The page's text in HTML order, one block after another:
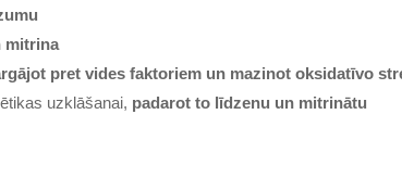
mitrina
pret vides faktoriem un mazinot oksidatīvo
uzklāšanai, padarot to līdzenu un mitrinātu